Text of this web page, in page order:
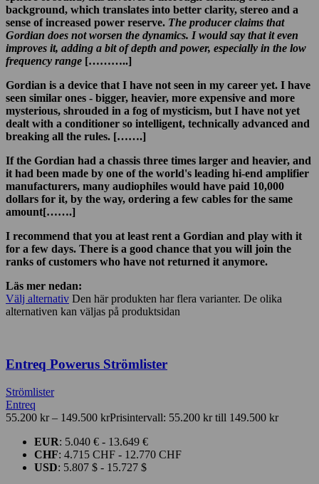
background, which translates into better clarity, stereo and a
sense of increased power reserve. The producer claims that
Gordian does not worsen the dynamics. I would say that it even
improves it, adding a bit of depth and power, especially in the low
frequency range [………..]
Gordian is a device that I have not seen in my career yet. I have
seen similar ones - bigger, heavier, more expensive and more
mysterious, shrouded in a fog of mysticism, but I have not yet
dealt with a conditioner so intelligent, technically advanced and
breaking all the rules. […….]
If the Gordian had a chassis three times larger and heavier, and
it had been made by one of the world's leading hi-end amplifier
manufacturers, many audiophiles would have paid 10,000
dollars for it, by the way, ordering a few cables for the same
amount[…….]
I recommend that you at least rent a Gordian and play with it
for a few days. There is a good chance that you will join the
ranks of customers who have not returned it anymore.
Läs mer nedan:
Välj alternativ Den här produkten har flera varianter. De olika
alternativen kan väljas på produktsidan
Entreq Powerus Strömlister
Strömlister
Entreq
55.200 kr – 149.500 krPrisintervall: 55.200 kr till 149.500 kr
EUR: 5.040 € - 13.649 €
CHF: 4.715 CHF - 12.770 CHF
USD: 5.807 $ - 15.727 $